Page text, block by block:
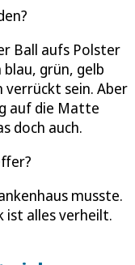
Ball aufs Polster
grün, gelb
verrückt sein. Aber
auf die Matte
doch auch.
musste.
ist alles verheilt.